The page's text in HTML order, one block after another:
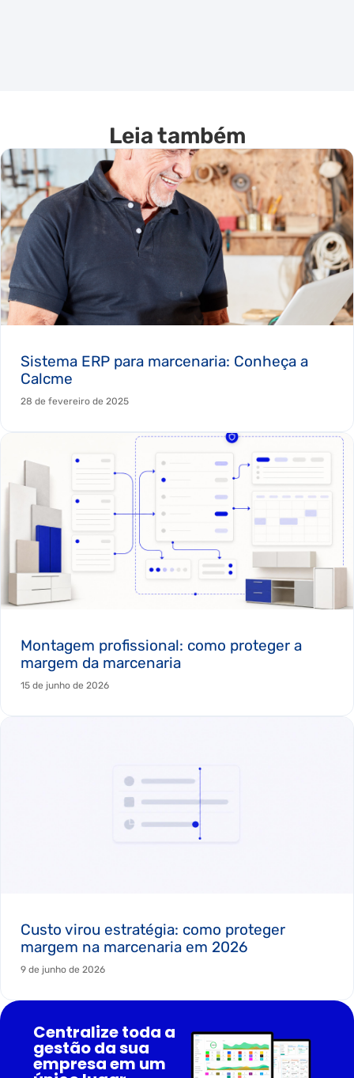
Leia também
Sistema ERP para marcenaria: Conheça a
Calcme
28 de fevereiro de 2025
Montagem profissional: como proteger a
margem da marcenaria
15 de junho de 2026
Custo virou estratégia: como proteger
margem na marcenaria em 2026
9 de junho de 2026
Centralize toda a
gestão da sua
empresa em um